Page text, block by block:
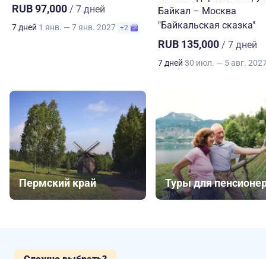
RUB 97,000 / 7 дней
7 дней 1 янв. — 7 янв. 2027 +2
Байкал – Москва
"Байкальская сказка"
RUB 135,000 / 7 дней
7 дней 30 июл. — 5 авг.
Пермский край Туры для